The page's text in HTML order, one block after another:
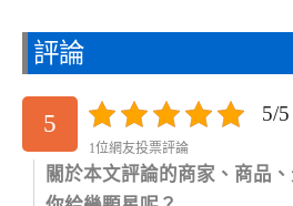
評論
5 5/
1位網友投票評論
關於本文評論的商家、商品